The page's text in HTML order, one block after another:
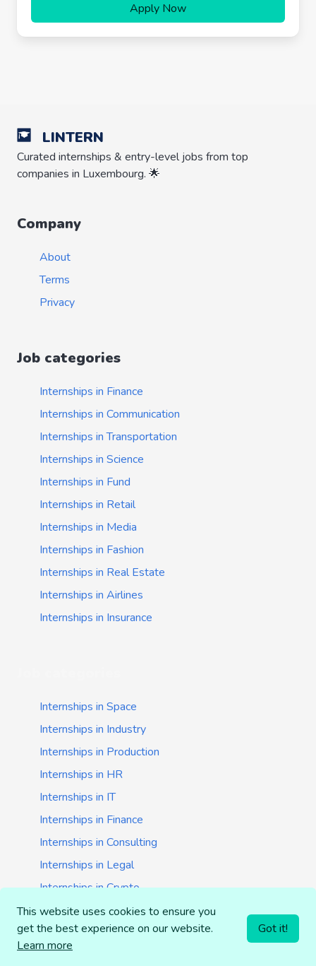
Apply Now
LINTERN
Curated internships & entry-level jobs from top
companies in Luxembourg. 🌟
Company
About
Terms
Privacy
Job categories
Internships in Finance
Internships in Communication
Internships in Transportation
Internships in Science
Internships in Fund
Internships in Retail
Internships in Media
Internships in Fashion
Internships in Real Estate
Internships in Airlines
Internships in Insurance
Internships in Space
Internships in Industry
Internships in Production
Internships in HR
Internships in IT
Internships in Finance
Internships in Consulting
Internships in Legal
Internships in Crypto
Internships in Startups
Internships in Banking
This website uses cookies to ensure you
get the best experience on our website.
Learn more
Got it!